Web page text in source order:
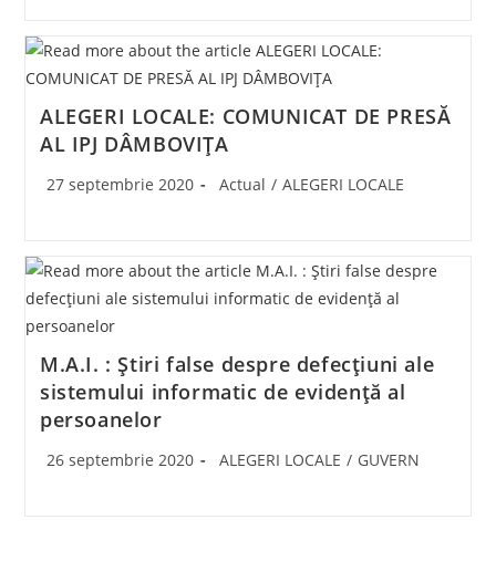
ALEGERI LOCALE: COMUNICAT DE PRESĂ
AL IPJ DÂMBOVIȚA
Post
27 septembrie 2020
Post
Actual / ALEGERI LOCALE
M.A.I. : Știri false despre defecțiuni ale
sistemului informatic de evidență al
persoanelor
Post
26 septembrie 2020
Post
ALEGERI LOCALE / GUVERN